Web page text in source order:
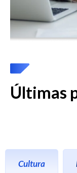
Últimas
Cultura